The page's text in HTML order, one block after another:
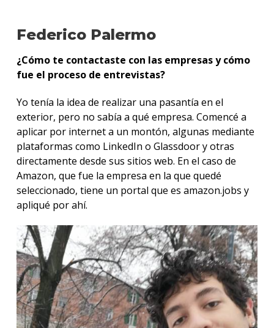
Federico Palermo
¿Cómo te contactaste con las empresas y cómo
fue el proceso de entrevistas?
Yo tenía la idea de realizar una pasantía en el
exterior, pero no sabía a qué empresa. Comencé a
aplicar por internet a un montón, algunas mediante
plataformas como LinkedIn o Glassdoor y otras
directamente desde sus sitios web. En el caso de
Amazon, que fue la empresa en la que quedé
seleccionado, tiene un portal que es amazon.jobs y
apliqué por ahí.